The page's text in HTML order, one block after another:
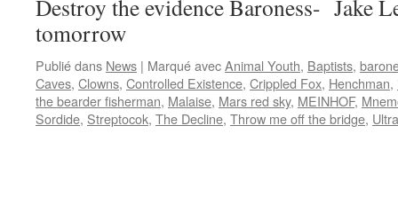
Destroy the evidence Baroness- Jake
tomorrow
Publié dans News | Marqué avecAnimal Youth, Baptists,
Caves, Clowns, Controlled Existence, Crippled Fox, Henchman,
the bearder fisherman, Malaise, Mars red sky, MEINHOF,
Sordide, Streptocok, The Decline, Throw me off the bridge,